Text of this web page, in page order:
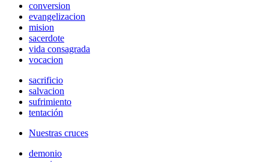
conversion
evangelizacion
mision
sacerdote
vida consagrada
vocacion
sacrificio
salvacion
sufrimiento
tentación
Nuestras cruces
demonio